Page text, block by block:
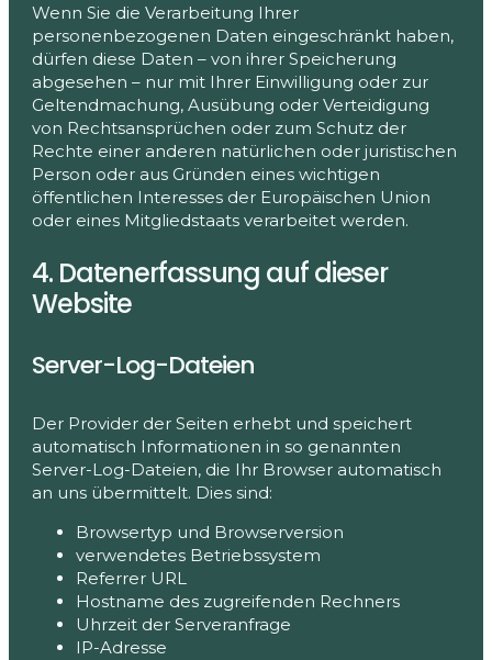
Wenn Sie die Verarbeitung Ihrer
personenbezogenen Daten eingeschränkt haben,
dürfen diese Daten – von ihrer Speicherung
abgesehen – nur mit Ihrer Einwilligung oder zur
Geltendmachung, Ausübung oder Verteidigung
von Rechtsansprüchen oder zum Schutz der
Rechte einer anderen natürlichen oder juristischen
Person oder aus Gründen eines wichtigen
öffentlichen Interesses der Europäischen Union
oder eines Mitgliedstaats verarbeitet werden.
4. Datenerfassung auf dieser
Website
Server-Log-Dateien
Der Provider der Seiten erhebt und speichert
automatisch Informationen in so genannten
Server-Log-Dateien, die Ihr Browser automatisch
an uns übermittelt. Dies sind:
Browsertyp und Browserversion
verwendetes Betriebssystem
Referrer URL
Hostname des zugreifenden Rechners
Uhrzeit der Serveranfrage
IP-Adresse